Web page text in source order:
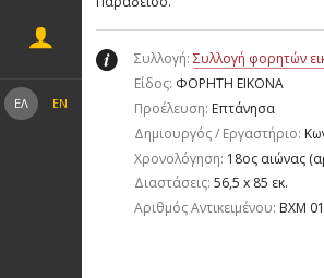
ΕΛ EN
Συλλογή: Συλλογή φορητών
Είδος: ΦΟΡΗΤΗ ΕΙΚΟΝΑ
Προέλευση: Επτάνησα
Δημιουργός / Εργαστήριο:
Χρονολόγηση: 18ος αιώνας
Διαστάσεις: 56,5 x 85 εκ.
Aριθμός Αντικειμένου: ΒΧΜ